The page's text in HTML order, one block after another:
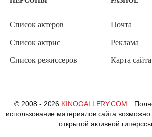
Список актеров
Список актрис
Список режиссеров
Почта
Реклама
Карта сайта
© 2008 - 2026 KINOGALLERY.COM
использование материалов сайта возможно
открытой активной